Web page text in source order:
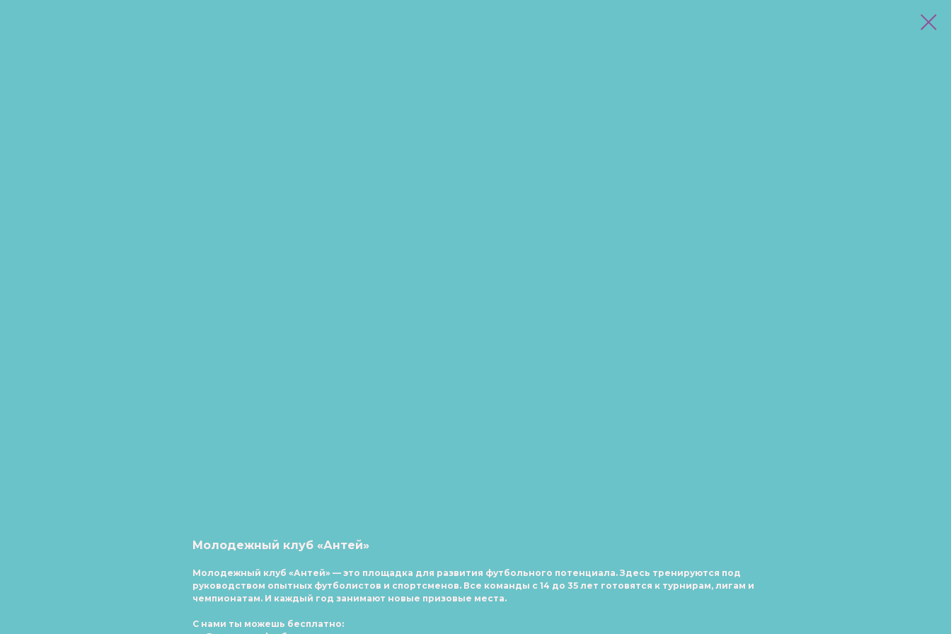
Молодежный клуб «Антей»
Молодежный клуб «Антей» — это площадка для развития футбольного потенциала. Здесь тренируются под
руководством опытных футболистов и спортсменов. Все команды с 14 до 35 лет готовятся к турнирам, лигам и
чемпионатам. И каждый год занимают новые призовые места.
С нами ты можешь бесплатно: